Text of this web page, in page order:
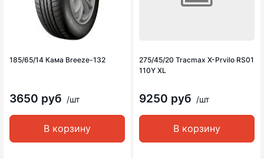
185/65/14 Кама Breeze-132
3650 руб /шт
В корзину
275/45/20 Tracmax X-Prvilo RS01
110Y XL
9250 руб /шт
В корзину